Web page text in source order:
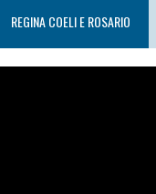
REGINA COELI E ROSARIO